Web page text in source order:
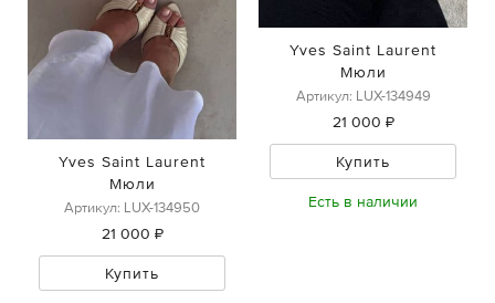
Yves Saint Laurent
Мюли
Артикул: LUX-134950
21 000 ₽
Купить
Yves Saint Laurent
Мюли
Артикул: LUX-134949
21 000 ₽
Купить
Есть в наличии